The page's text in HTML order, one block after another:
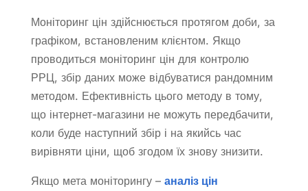
Моніторинг цін здійснюється протягом доби, за
графіком, встановленим клієнтом. Якщо
проводиться моніторинг цін для контролю
РРЦ, збір даних може відбуватися рандомним
методом. Ефективність цього методу в тому,
що інтернет-магазини не можуть передбачити,
коли буде наступний збір і на якийсь час
вирівняти ціни, щоб згодом їх знову знизити.
Якщо мета моніторингу – аналіз цін